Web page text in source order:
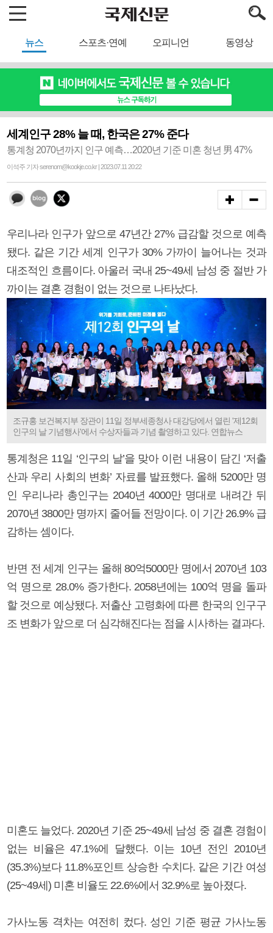
뉴스 스포츠·연예 오피니언 동영상
세계인구 28% 늘 때, 한국은 27% 준다
통계청 2070년까지 인구 예측…2020년 기준 미혼 청년 男 47%
이석주 기자 serenom@kookje.co.kr | 2023.07.11 20:22
우리나라 인구가 앞으로 47년간 27% 급감할 것으로 예측
됐다. 같은 기간 세계 인구가 30% 가까이 늘어나는 것과
대조적인 흐름이다. 아울러 국내 25~49세 남성 중 절반 가
까이는 결혼 경험이 없는 것으로 나타났다.
조규홍 보건복지부 장관이 11일 정부세종청사 대강당에서 열린 '제12회
인구의 날 기념행사'에서 수상자들과 기념 촬영하고 있다. 연합뉴스
통계청은 11일 ‘인구의 날’을 맞아 이런 내용이 담긴 ‘저출
산과 우리 사회의 변화’ 자료를 발표했다. 올해 5200만 명
인 우리나라 총인구는 2040년 4000만 명대로 내려간 뒤
2070년 3800만 명까지 줄어들 전망이다. 이 기간 26.9% 급
감하는 셈이다.
반면 전 세계 인구는 올해 80억5000만 명에서 2070년 103
억 명으로 28.0% 증가한다. 2058년에는 100억 명을 돌파
할 것으로 예상됐다. 저출산 고령화에 따른 한국의 인구구
조 변화가 앞으로 더 심각해진다는 점을 시사하는 결과다.
미혼도 늘었다. 2020년 기준 25~49세 남성 중 결혼 경험이
없는 비율은 47.1%에 달했다. 이는 10년 전인 2010년
(35.3%)보다 11.8%포인트 상승한 수치다. 같은 기간 여성
(25~49세) 미혼 비율도 22.6%에서 32.9%로 높아졌다.
가사노동 격차는 여전히 컸다. 성인 기준 평균 가사노동